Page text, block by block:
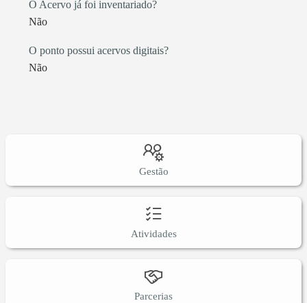
O Acervo já foi inventariado?
Não
O ponto possui acervos digitais?
Não
Gestão
Atividades
Parcerias